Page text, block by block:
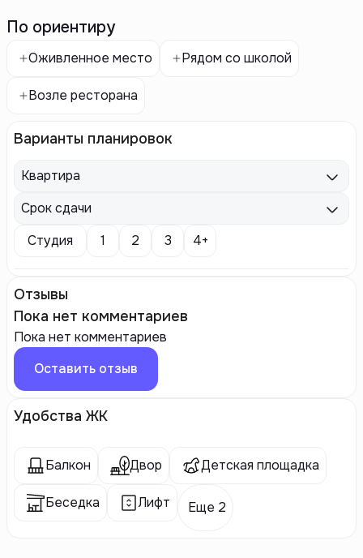
По ориентиру
Оживленное место Рядом со школой
Возле ресторана
Варианты планировок
Квартира
Срок сдачи
Студия
1 2 3 4+
Отзывы
Пока нет комментариев
Пока нет комментариев
Оставить отзыв
Удобства ЖК
Балкон Двор Детская площадка
Беседка Лифт Еще 2